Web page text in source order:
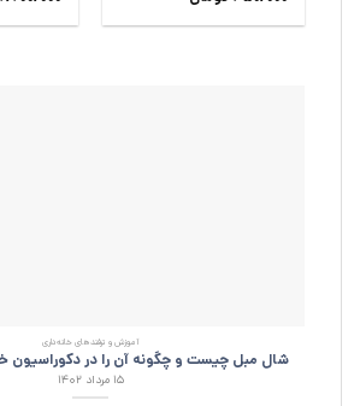
آموزش و ترفند‌های خانه‌داری
شال مبل چیست و چگونه آن را در دکوراسیون
۱۵ مرداد ۱۴۰۲